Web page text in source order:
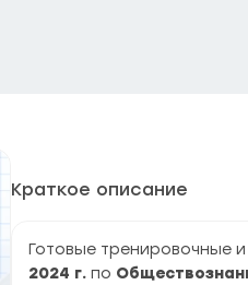
Краткое описание
Готовые тренировочные
2024 г. по